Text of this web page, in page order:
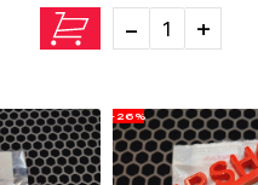
- +
-26%